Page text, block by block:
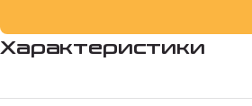
Характеристики